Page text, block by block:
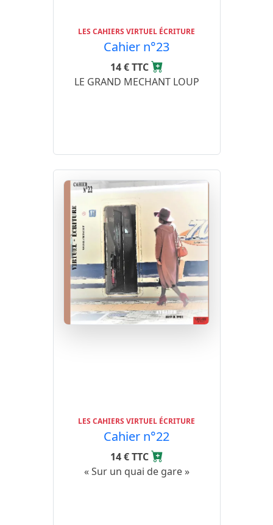
LES CAHIERS VIRTUEL ÉCRITURE
Cahier n°23
14 € TTC
LE GRAND MECHANT LOUP
LES CAHIERS VIRTUEL ÉCRITURE
Cahier n°22
14 € TTC
« Sur un quai de gare »